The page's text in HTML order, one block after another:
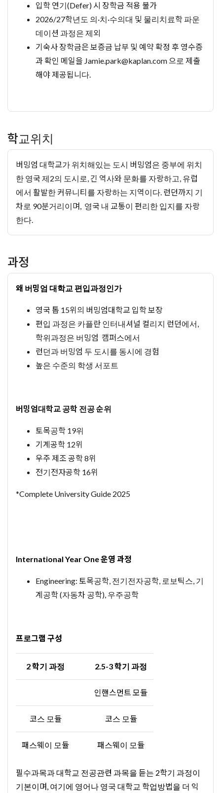
입학 연기(Defer) 시 장학금 적용 불가
2026/27학년도 의·치·수의대 및 물리치료학 파운
데이션 과정은 제외
기숙사 장학금은 보증금 납부 및 예약 확정 후 영수증
과 확인 메일을 Jamie.park@kaplan.com으로 제출
해야 제공됩니다.
학교위치
버밍엄 대학교가 위치해있는 도시 버밍엄은 중부에 위치
한 영국 제2의 도시로, 긴 역사와 문화를 자랑하고, 유럽
에서 활발한 커뮤니티를 자랑하는 지역이다. 런던까지 기
차로 90분거리이며, 영국 내 교통이 편리한 입지를 자랑
한다.
과정
왜 버밍엄 대학교 편입과정인가
영국 톱 15위의 버밍엄대학교 입학 보장
편입 과정은 카플란 인터내셔널 컬리지 런던에서,
학위과정은 버밍엄 캠퍼스에서
런던과 버밍엄 두 도시를 동시에 경험
높은 수준의 학생 서포트
버밍엄대학교 공학 전공 순위
토목공학 19위
기계공학 12위
우주 제조 공학 8위
전기전자공학 16위
*Complete University Guide 2025
International Year One 운영 과정
Engineering: 토목공학, 전기전자공학, 로보틱스, 기
계공학 (자동차 공학), 우주공학
프로그램 구성
2 학기 과정 2.5-3 학기 과정
인핸스먼트 모듈
코스 모듈 코스 모듈
패스웨이 모듈 패스웨이 모듈
필수과목과 대학교 전공관련 과목을 듣는 2학기 과정이
기본이며, 여기에 영어나 영국 대학교 학업방법을 더 익